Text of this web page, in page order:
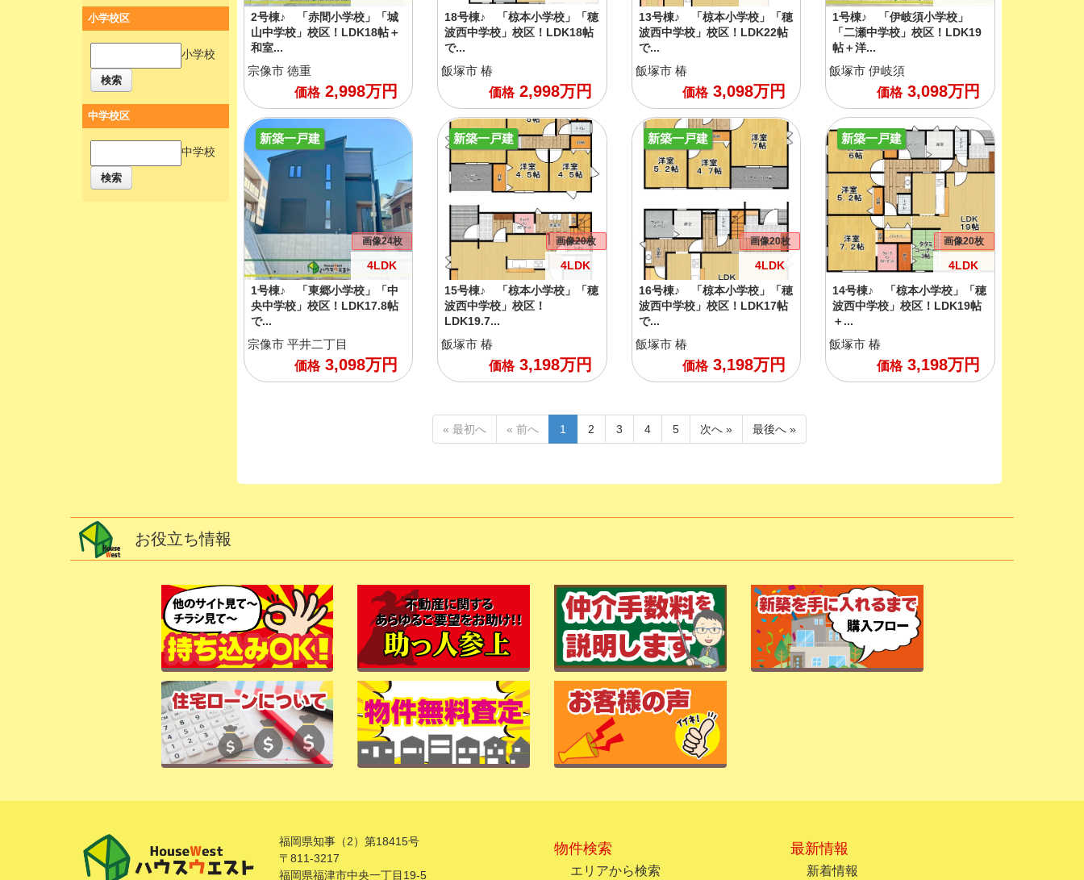
小学校区
小学校
検索
中学校区
中学校
検索
2号棟♪ 「赤間小学校」「城
山中学校」校区！LDK18帖＋
和室...
宗像市 徳重
価格2,998万円
18号棟♪ 「椋本小学校」「穂
波西中学校」校区！LDK18帖
で...
飯塚市 椿
価格2,998万円
13号棟♪ 「椋本小学校」「穂
波西中学校」校区！LDK22帖
で...
飯塚市 椿
価格3,098万円
1号棟♪ 「伊岐須小学校」
「二瀬中学校」校区！LDK19
帖＋洋...
飯塚市 伊岐須
価格3,098万円
新築一戸建
4LDK
画像24枚
1号棟♪ 「東郷小学校」「中
央中学校」校区！LDK17.8帖
で...
宗像市 平井二丁目
価格3,098万円
新築一戸建
4LDK
画像20枚
15号棟♪ 「椋本小学校」「穂
波西中学校」校区！
LDK19.7...
飯塚市 椿
価格3,198万円
新築一戸建
4LDK
画像20枚
16号棟♪ 「椋本小学校」「穂
波西中学校」校区！LDK17帖
で...
飯塚市 椿
価格3,198万円
新築一戸建
4LDK
画像20枚
14号棟♪ 「椋本小学校」「穂
波西中学校」校区！LDK19帖
＋...
飯塚市 椿
価格3,198万円
« 最初へ « 前へ 1
現
ペ
ジ
2 3 4 5 次へ » 最後へ »
お役立ち情報
福岡県知事（2）第18415号
〒811-3217
福岡県福津市中央一丁目19-5
物件検索
エリアから検索
最新情報
新着情報